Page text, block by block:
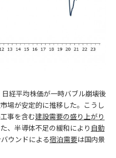
経平均株価が一時バブル崩壊後
場が安定的に推移した。こうし
事を含む建設需要の盛り上がり
、半導体不足の緩和により 自動
ウンドによる宿泊需要は国内景